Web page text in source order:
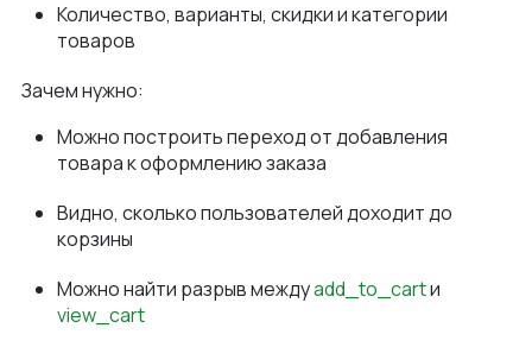
Количество, варианты, скидки и категории
товаров
Зачем нужно:
Можно построить переход от добавления
товара к оформлению заказа
Видно, сколько пользователей доходит до
корзины
Можно найти разрыв междуadd_to_cartи
view_cart